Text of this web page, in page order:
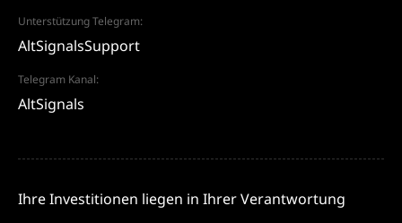
Unterstützung Telegram:
AltSignalsSupport
Telegram Kanal:
AltSignals
Ihre Investitionen liegen in Ihrer Verantwortung